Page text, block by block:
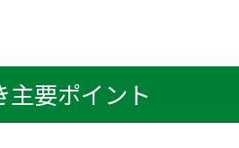
要ポイント